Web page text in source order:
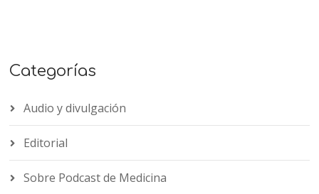
Categorías
Audio y divulgación
Editorial
Sobre Podcast de Medicina